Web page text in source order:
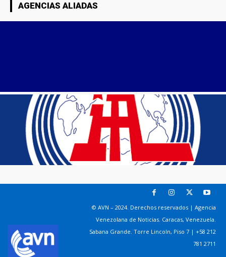
AGENCIAS ALIADAS
© AVN – 2024. Derechos reservados | Agencia
Venezolana de Noticias. Caracas, Venezuela.
Sabana Grande. Torre Lincoln, Piso 7 | +58 212
781 2711